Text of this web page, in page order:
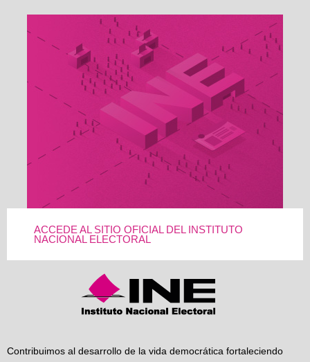
ACCEDE AL SITIO OFICIAL DEL INSTITUTO
NACIONAL ELECTORAL
Contribuimos al desarrollo de la vida democrática fortaleciendo